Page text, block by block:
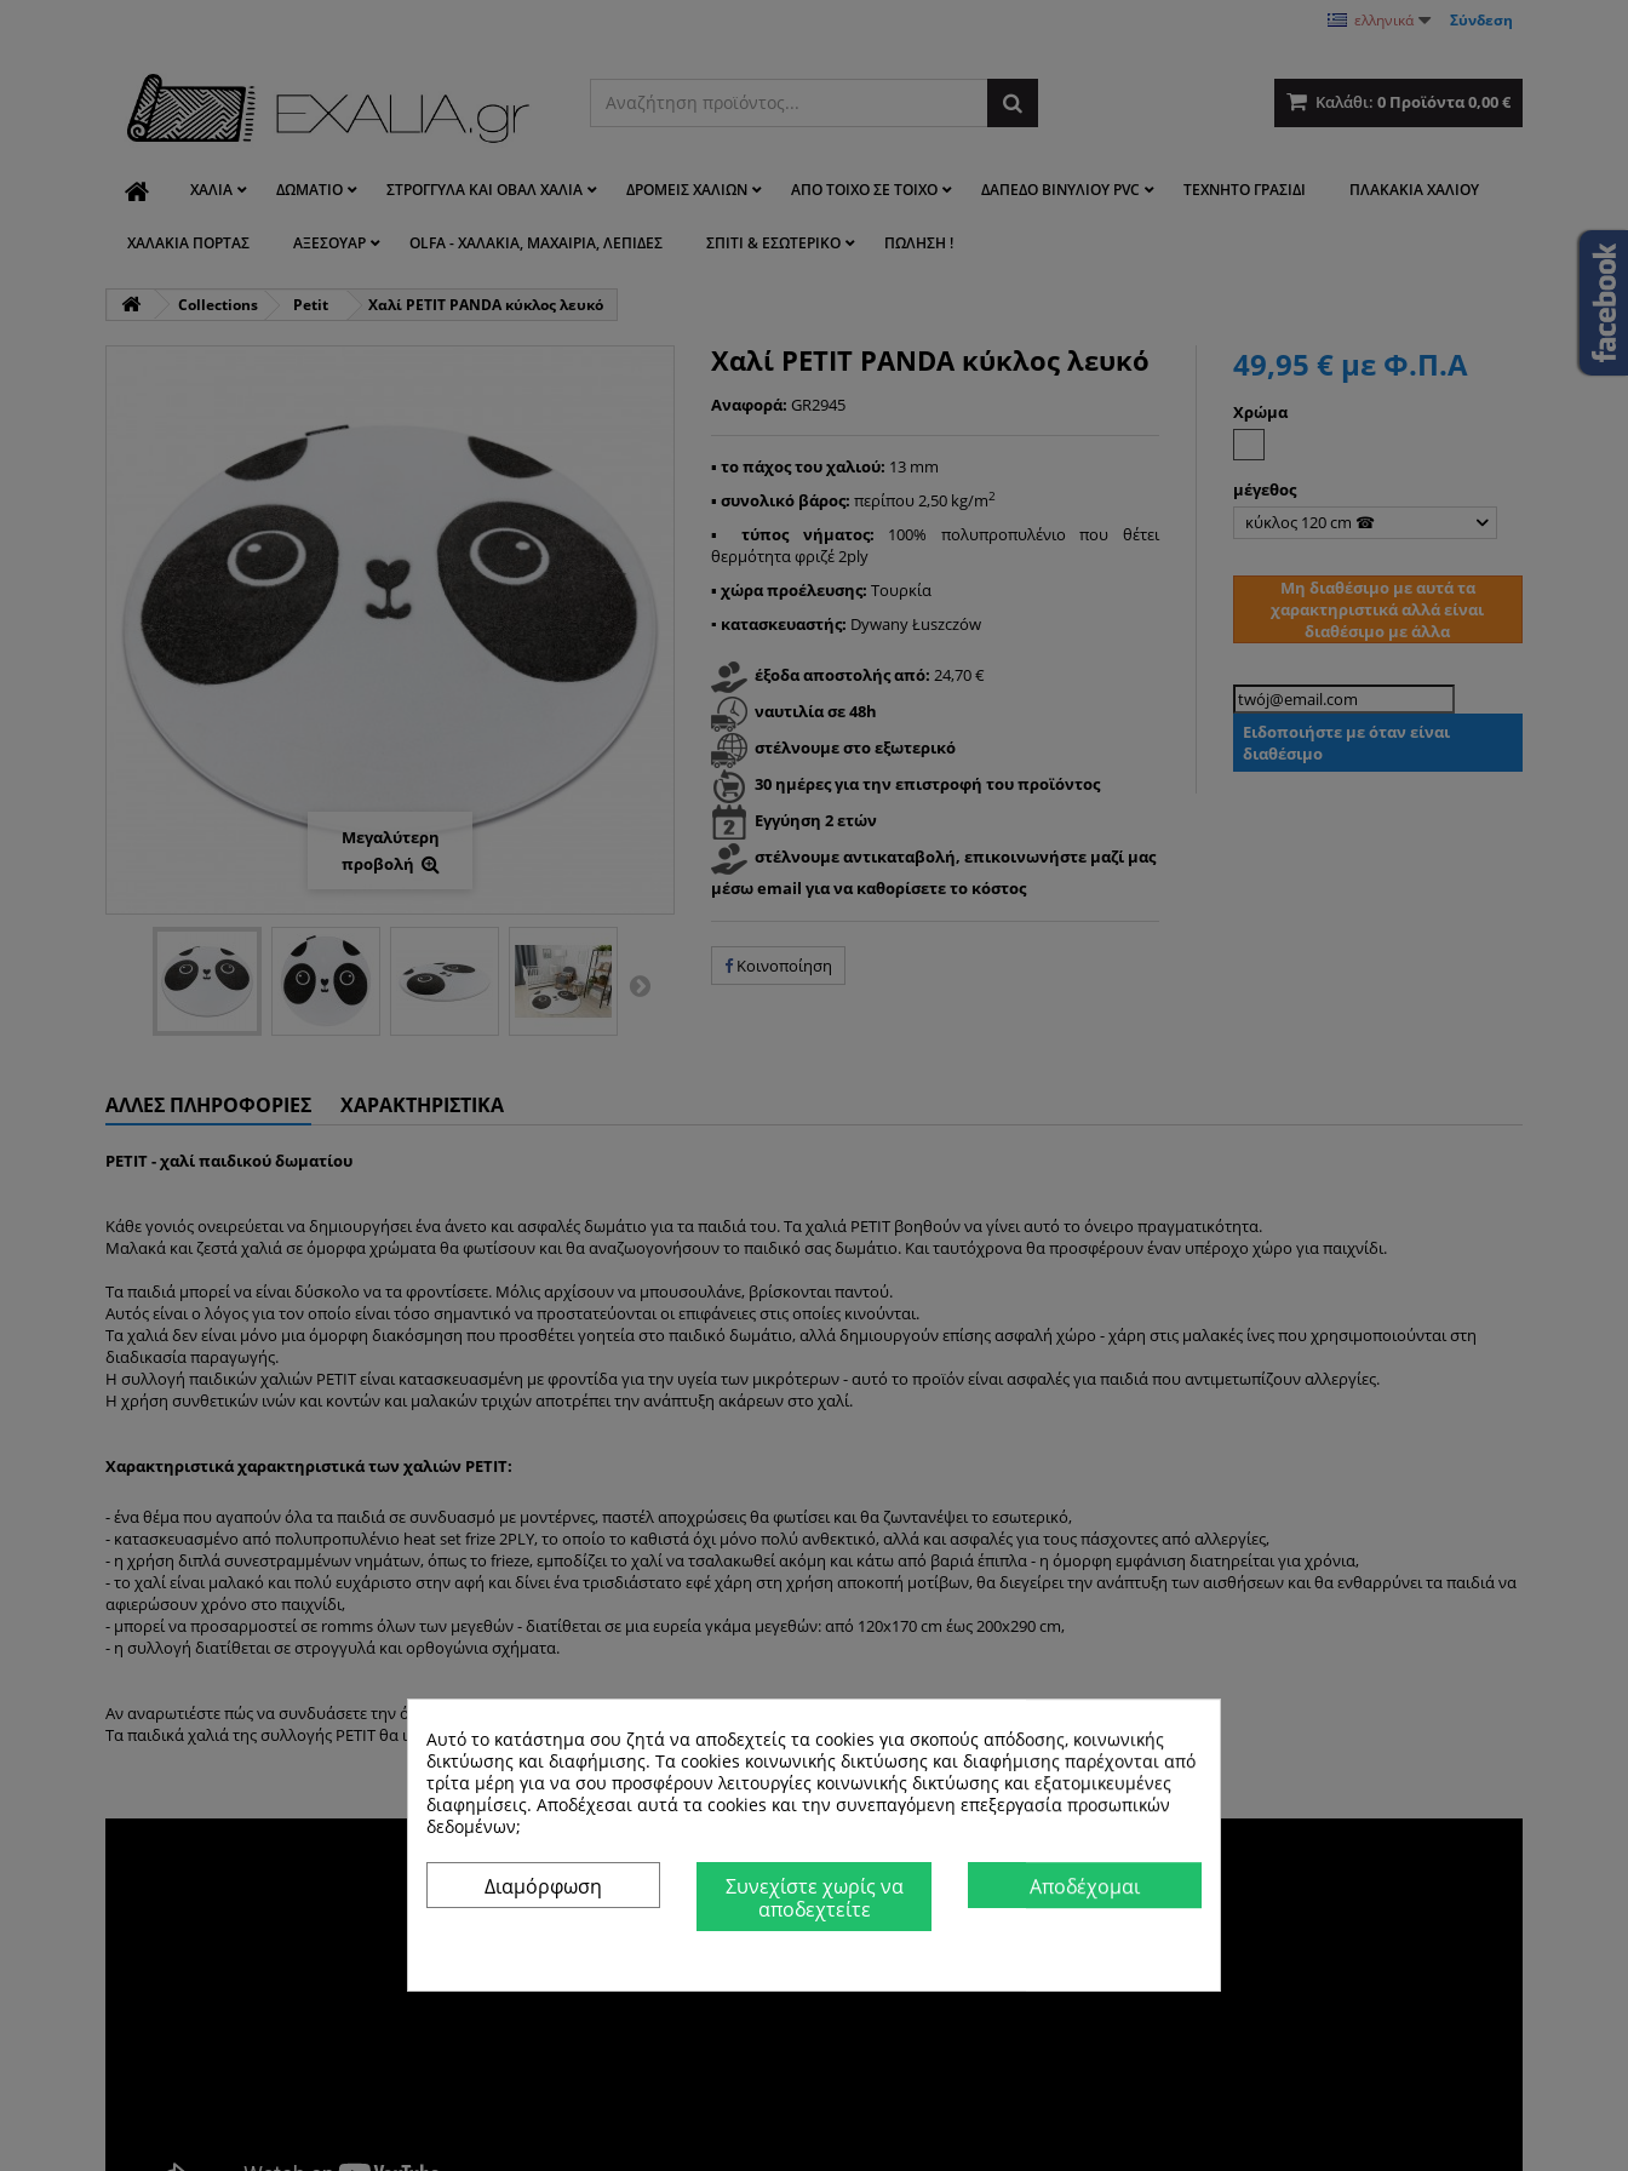
Σύνδεση
ελληνικά
Καλάθι: 0 Προϊόντα0,00 €
ΧΑΛΙΆ ΔΩΜΆΤΙΟ ΣΤΡΟΓΓΥΛΆ ΚΑΙ ΟΒΆΛ ΧΑΛΙΆ ΔΡΟΜΕΊΣ ΧΑΛΙΏΝ ΑΠΌ ΤΟΊΧΟ ΣΕ ΤΟΊΧΟ ΔΆΠΕΔΟ ΒΙΝΥΛΊΟΥ PVC ΤΕΧΝΗΤΌ ΓΡΑΣΊΔΙ ΠΛΑΚΆΚΙΑ ΧΑΛΙΟΎ
ΧΑΛΆΚΙΑ ΠΌΡΤΑΣ ΑΞΕΣΟΥΆΡ OLFA - ΧΑΛΆΚΙΑ, ΜΑΧΑΊΡΙΑ, ΛΕΠΊΔΕΣ ΣΠΊΤΙ & ΕΣΩΤΕΡΙΚΌ ΠΏΛΗΣΗ !
Collections Petit Χαλί PETIT PANDA κύκλος λευκό
Μεγαλύτερη
προβολή
Χαλί PETIT PANDA κύκλος λευκό
Αναφορά: GR2945
▪ το πάχος του χαλιού: 13 mm
▪ συνολικό βάρος: περίπου 2,50 kg/m2
▪τύπος νήματος: 100% πολυπροπυλένιο που θέτει
θερμότητα φριζέ 2ply
▪ χώρα προέλευσης: Τουρκία
▪ κατασκευαστής: Dywany Łuszczów
έξοδα αποστολής από: 24,70 €
ναυτιλία σε 48h
στέλνουμε στο εξωτερικό
30 ημέρες για την επιστροφή του προϊόντος
Εγγύηση 2 ετών
στέλνουμε αντικαταβολή, επικοινωνήστε μαζί μας
μέσω email για να καθορίσετε το κόστος
Κοινοποίηση
49,95 €με Φ.Π.Α
Χρώμα
μέγεθος
κύκλος 120 cm ☎
Μη διαθέσιμο με αυτά τα
χαρακτηριστικά αλλά είναι
διαθέσιμο με άλλα
Ειδοποιήστε με όταν είναι
διαθέσιμο
ΆΛΛΕΣ ΠΛΗΡΟΦΟΡΊΕΣ ΧΑΡΑΚΤΗΡΙΣΤΙΚΆ
PETIT - χαλί παιδικού δωματίου
Κάθε γονιός ονειρεύεται να δημιουργήσει ένα άνετο και ασφαλές δωμάτιο για τα παιδιά του. Τα χαλιά PETIT βοηθούν να γίνει αυτό το όνειρο πραγματικότητα.
Μαλακά και ζεστά χαλιά σε όμορφα χρώματα θα φωτίσουν και θα αναζωογονήσουν το παιδικό σας δωμάτιο. Και ταυτόχρονα θα προσφέρουν έναν υπέροχο χώρο για παιχνίδι.
Τα παιδιά μπορεί να είναι δύσκολο να τα φροντίσετε. Μόλις αρχίσουν να μπουσουλάνε, βρίσκονται παντού.
Αυτός είναι ο λόγος για τον οποίο είναι τόσο σημαντικό να προστατεύονται οι επιφάνειες στις οποίες κινούνται.
Τα χαλιά δεν είναι μόνο μια όμορφη διακόσμηση που προσθέτει γοητεία στο παιδικό δωμάτιο, αλλά δημιουργούν επίσης ασφαλή χώρο - χάρη στις μαλακές ίνες που χρησιμοποιούνται στη
διαδικασία παραγωγής.
Η συλλογή παιδικών χαλιών PETIT είναι κατασκευασμένη με φροντίδα για την υγεία των μικρότερων - αυτό το προϊόν είναι ασφαλές για παιδιά που αντιμετωπίζουν αλλεργίες.
Η χρήση συνθετικών ινών και κοντών και μαλακών τριχών αποτρέπει την ανάπτυξη ακάρεων στο χαλί.
Χαρακτηριστικά χαρακτηριστικά των χαλιών PETIT:
- ένα θέμα που αγαπούν όλα τα παιδιά σε συνδυασμό με μοντέρνες, παστέλ αποχρώσεις θα φωτίσει και θα ζωντανέψει το εσωτερικό,
- κατασκευασμένο από πολυπροπυλένιο heat set frize 2PLY, το οποίο το καθιστά όχι μόνο πολύ ανθεκτικό, αλλά και ασφαλές για τους πάσχοντες από αλλεργίες,
- η χρήση διπλά συνεστραμμένων νημάτων, όπως το frieze, εμποδίζει το χαλί να τσαλακωθεί ακόμη και κάτω από βαριά έπιπλα - η όμορφη εμφάνιση διατηρείται για χρόνια,
- το χαλί είναι μαλακό και πολύ ευχάριστο στην αφή και δίνει ένα τρισδιάστατο εφέ χάρη στη χρήση αποκοπή μοτίβων, θα διεγείρει την ανάπτυξη των αισθήσεων και θα ενθαρρύνει τα παιδιά να
αφιερώσουν χρόνο στο παιχνίδι,
- μπορεί να προσαρμοστεί σε romms όλων των μεγεθών - διατίθεται σε μια ευρεία γκάμα μεγεθών: από 120x170 cm έως 200x290 cm,
- η συλλογή διατίθεται σε στρογγυλά και ορθογώνια σχήματα.
Αν αναρωτιέστε πώς να συνδυάσετε την όμορφη διακόσμηση του σπιτιού με την ασφάλεια - μόλις βρήκατε την τέλεια λύση.
Τα παιδικά χαλιά της συλλογής PETIT θα ικανοποιήσουν όλες τις προσδοκίες σας. Η χαρά και η ασφάλεια του παιδιού σας είναι ανεκτίμητη για εμάς.
Αυτό το κατάστημα σου ζητά να αποδεχτείς τα cookies για σκοπούς απόδοσης, κοινωνικής
δικτύωσης και διαφήμισης. Τα cookies κοινωνικής δικτύωσης και διαφήμισης παρέχονται από
τρίτα μέρη για να σου προσφέρουν λειτουργίες κοινωνικής δικτύωσης και εξατομικευμένες
διαφημίσεις. Αποδέχεσαι αυτά τα cookies και την συνεπαγόμενη επεξεργασία προσωπικών
δεδομένων;
Αποδέχομαι
Συνεχίστε χωρίς να
αποδεχτείτε
Διαμόρφωση